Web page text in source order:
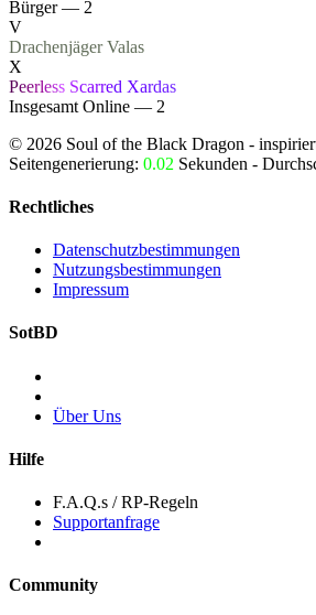
Bürger — 2
V
Drachenjäger Valas
X
Peerless Scarred Xardas
Insgesamt Online — 2
© 2026 Soul of the Black Dragon -
Seitengenerierung: 0.02 Sekunden -
Rechtliches
Datenschutzbestimmungen
Nutzungsbestimmungen
Impressum
SotBD
Über Uns
Hilfe
F.A.Q.s / RP-Regeln
Supportanfrage
Community